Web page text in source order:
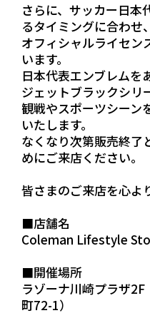
さらに、サッカー日本
るタイミングに合わせ
オフィシャルライセン
います。
日本代表エンブレムを
ジェットブラックシリ
観戦やスポーツシーン
いたします。
なくなり次第販売終了
めにご来店ください。
皆さまのご来店を心よ
■店舗名
Coleman Lifestyle
■開催場所
ラゾーナ川崎プラザ
町72-1）